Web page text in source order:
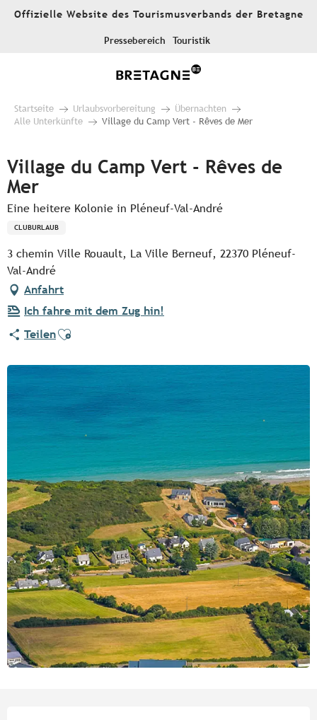
AllerOffizielle Website des Tourismusverbands der Bretagne
Pressebereich Touristik
Startseite Urlaubsvorbereitung
Übernachten
Alle Unterkünfte
Village du Camp Vert - Rêves de Mer
Village du Camp Vert - Rêves de
Mer
Eine heitere Kolonie in Pléneuf-Val-André
CLUBURLAUB
3 chemin Ville Rouault, La Ville Berneuf, 22370 Pléneuf-
Val-André
Anfahrt
Ich fahre mit dem Zug hin!
TeilenAjouter aux favoris